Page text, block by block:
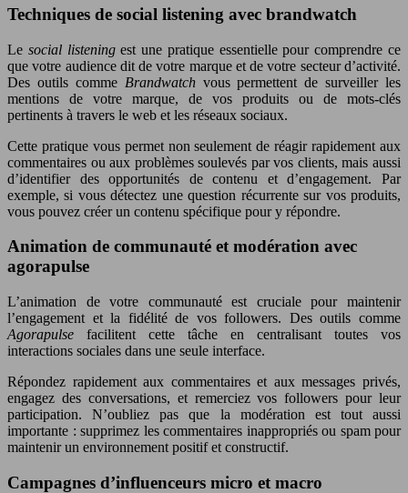
Techniques de social listening avec brandwatch
Le social listeningest une pratique essentielle pour comprendre ce
que votre audience dit de votre marque et de votre secteur d’activité.
Des outils comme Brandwatch vous permettent de surveiller les
mentions de votre marque, de vos produits ou de mots-clés
pertinents à travers le web et les réseaux sociaux.
Cette pratique vous permet non seulement de réagir rapidement aux
commentaires ou aux problèmes soulevés par vos clients, mais aussi
d’identifier des opportunités de contenu et d’engagement. Par
exemple, si vous détectez une question récurrente sur vos produits,
vous pouvez créer un contenu spécifique pour y répondre.
Animation de communauté et modération avec
agorapulse
L’animation de votre communauté est cruciale pour maintenir
l’engagement et la fidélité de vos followers. Des outils comme
Agorapulse facilitent cette tâche en centralisant toutes vos
interactions sociales dans une seule interface.
Répondez rapidement aux commentaires et aux messages privés,
engagez des conversations, et remerciez vos followers pour leur
participation. N’oubliez pas que la modération est tout aussi
importante : supprimez les commentaires inappropriés ou spam pour
maintenir un environnement positif et constructif.
Campagnes d’influenceurs micro et macro